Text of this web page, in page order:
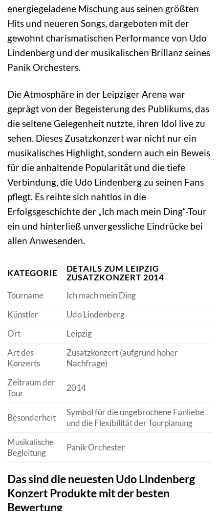
energiegeladene Mischung aus seinen größten
Hits und neueren Songs, dargeboten mit der
gewohnt charismatischen Performance von Udo
Lindenberg und der musikalischen Brillanz seines
Panik Orchesters.
Die Atmosphäre in der Leipziger Arena war
geprägt von der Begeisterung des Publikums, das
die seltene Gelegenheit nutzte, ihren Idol live zu
sehen. Dieses Zusatzkonzert war nicht nur ein
musikalisches Highlight, sondern auch ein Beweis
für die anhaltende Popularität und die tiefe
Verbindung, die Udo Lindenberg zu seinen Fans
pflegt. Es reihte sich nahtlos in die
Erfolgsgeschichte der „Ich mach mein Ding“-Tour
ein und hinterließ unvergessliche Eindrücke bei
allen Anwesenden.
KATEGORIE
DETAILS ZUM LEIPZIG
ZUSATZKONZERT 2014
Tourname
Ich mach mein Ding
Künstler
Udo Lindenberg
Ort
Leipzig
Art des
Konzerts
Zusatzkonzert (aufgrund hoher
Nachfrage)
Zeitraum der
Tour
2014
Besonderheit
Symbol für die ungebrochene Fanliebe
und die Flexibilität der Tourplanung
Musikalische
Begleitung
Panik Orchester
Das sind die neuesten Udo Lindenberg
Konzert Produkte mit der besten
Bewertung